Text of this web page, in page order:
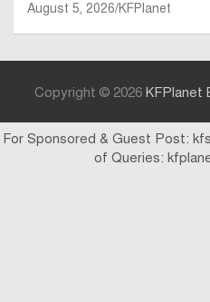
August 5, 2026 KFPlanet
Copyright © 2026 KFPlanet
For Sponsored & Guest Post:
of Queries: